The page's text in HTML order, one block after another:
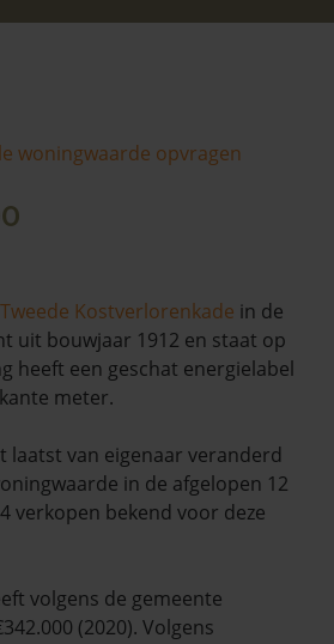
woningwaarde opvragen
Tweede Kostverlorenkade in de
uit bouwjaar 1912 en staat op
heeft een geschat energielabel
meter.
laatst van eigenaar veranderd
in de afgelopen 12
verkopen bekend voor deze
volgens de gemeente
(2020). Volgens